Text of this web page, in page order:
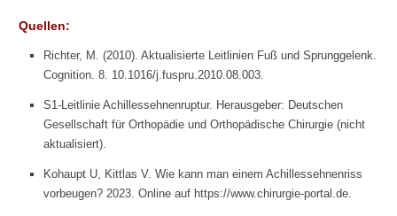
Quellen:
Richter, M. (2010). Aktualisierte Leitlinien Fuß und Sprunggelenk.
Cognition. 8. 10.1016/j.fuspru.2010.08.003.
S1-Leitlinie Achillessehnenruptur. Herausgeber: Deutschen
Gesellschaft für Orthopädie und Orthopädische Chirurgie (nicht
aktualisiert).
Kohaupt U, Kittlas V. Wie kann man einem Achillessehnenriss
vorbeugen? 2023. Online auf https://www.chirurgie-portal.de.
Symptome
Diagnostik